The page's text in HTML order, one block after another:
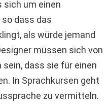
sich um einen
dass das
als würde jemand
müssen sich von
sein, dass sie für einen
In Sprachkursen geht
zu vermitteln.